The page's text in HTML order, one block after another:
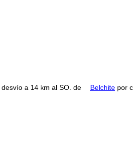
a 14 km al SO. de Belchite por